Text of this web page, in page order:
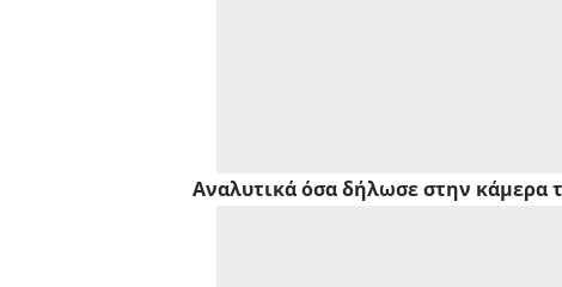
Αναλυτικά όσα δήλωσε στην κάμερα